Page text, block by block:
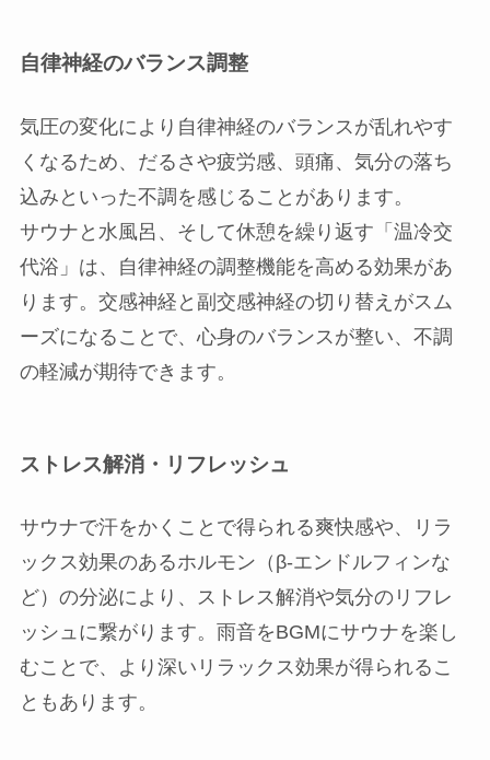
自律神経のバランス調整
気圧の変化により自律神経のバランスが乱れやす
くなるため、だるさや疲労感、頭痛、気分の落ち
込みといった不調を感じることがあります。
サウナと水風呂、そして休憩を繰り返す「温冷交
代浴」は、自律神経の調整機能を高める効果があ
ります。交感神経と副交感神経の切り替えがスム
ーズになることで、心身のバランスが整い、不調
の軽減が期待できます。
ストレス解消・リフレッシュ
サウナで汗をかくことで得られる爽快感や、リラ
ックス効果のあるホルモン（β-エンドルフィンな
ど）の分泌により、ストレス解消や気分のリフレ
ッシュに繋がります。雨音をBGMにサウナを楽し
むことで、より深いリラックス効果が得られるこ
ともあります。